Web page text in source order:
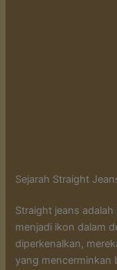
Sejarah Straight
Straight jeans
menjadi ikon dalam
diperkenalkan,
yang mencerminkan